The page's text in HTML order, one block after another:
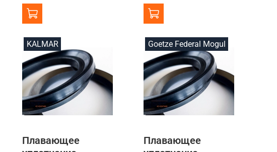
KALMAR
Плавающее
Goetze Federal Mogul
Плавающее